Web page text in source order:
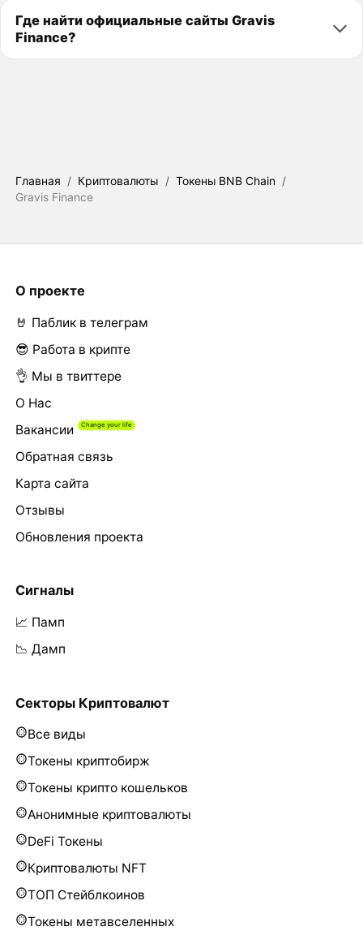
Где найти официальные сайты Gravis
Finance?
Главная / Криптовалюты / Токены BNB Chain /
Gravis Finance
О проекте
🤘 Паблик в телеграм
😎 Работа в крипте
👌 Мы в твиттере
О Нас
Вакансии
Обратная связь
Карта сайта
Отзывы
Обновления проекта
Сигналы
📈 Памп
📉 Дамп
Секторы Криптовалют
Все виды
Токены криптобирж
Токены крипто кошельков
Анонимные криптовалюты
DeFi Токены
Криптовалюты NFT
ТОП Стейблкоинов
Токены метавселенных